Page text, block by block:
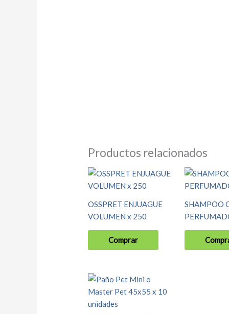
Productos relacionados
OSSPRET ENJUAGUE
VOLUMEN x 250
Comprar
SHAMPOO